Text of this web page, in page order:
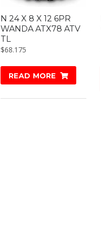
N 24 X 8 X 12 6PR
WANDA ATX78 ATV
TL
$68.175
READ MORE